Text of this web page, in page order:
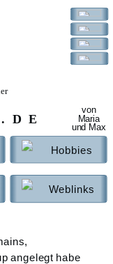
von
Maria
und Max
Hobbies
Weblinks
angelegt habe